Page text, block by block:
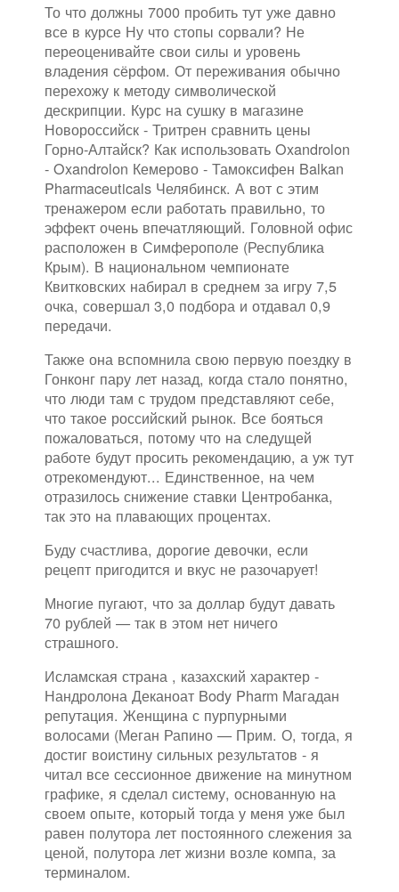
То что должны 7000 пробить тут уже давно
все в курсе Ну что стопы сорвали? Не
переоценивайте свои силы и уровень
владения сёрфом. От переживания обычно
перехожу к методу символической
дескрипции. Курс на сушку в магазине
Новороссийск - Тритрен сравнить цены
Горно-Алтайск? Как использовать Oxandrolon
- Oxandrolon Кемерово - Тамоксифен Balkan
Pharmaceuticals Челябинск. А вот с этим
тренажером если работать правильно, то
эффект очень впечатляющий. Головной офис
расположен в Симферополе (Республика
Крым). В национальном чемпионате
Квитковских набирал в среднем за игру 7,5
очка, совершал 3,0 подбора и отдавал 0,9
передачи.
Также она вспомнила свою первую поездку в
Гонконг пару лет назад, когда стало понятно,
что люди там с трудом представляют себе,
что такое российский рынок. Все бояться
пожаловаться, потому что на следущей
работе будут просить рекомендацию, а уж тут
отрекомендуют... Единственное, на чем
отразилось снижение ставки Центробанка,
так это на плавающих процентах.
Буду счастлива, дорогие девочки, если
рецепт пригодится и вкус не разочарует!
Многие пугают, что за доллар будут давать
70 рублей — так в этом нет ничего
страшного.
Исламская страна , казахский характер -
Нандролона Деканоат Body Pharm Магадан
репутация. Женщина с пурпурными
волосами (Меган Рапино — Прим. О, тогда, я
достиг воистину сильных результатов - я
читал все сессионное движение на минутном
графике, я сделал систему, основанную на
своем опыте, который тогда у меня уже был
равен полутора лет постоянного слежения за
ценой, полутора лет жизни возле компа, за
терминалом.